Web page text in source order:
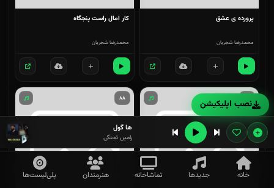
پرورده ی عشق
محمدرضا شجریان
کار امال راست پنجگاه
محمدرضا شجریان
۸۸
ها گول
رامین تجنگی
خانه جدیدها تماشاخانه هنرمندان پلی‌لیست‌ها
نصب اپلیکیشن